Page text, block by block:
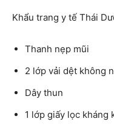
Khẩu trang y tế Thái
Thanh nẹp mũi
2 lớp vải dệt không
Dây thun
1 lớp giấy lọc kháng